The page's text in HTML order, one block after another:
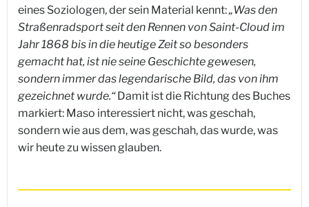
eines Soziologen, der sein Material kennt:„Was den
Straßenradsport seit den Rennen von Saint-Cloud im
Jahr 1868 bis in die heutige Zeit so besonders
gemacht hat, ist nie seine Geschichte gewesen,
sondern immer das legendarische Bild, das von ihm
gezeichnet wurde.“Damit ist die Richtung des Buches
markiert: Maso interessiert nicht, was geschah,
sondern wie aus dem, was geschah, das wurde, was
wir heute zu wissen glauben.